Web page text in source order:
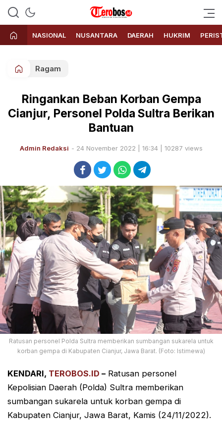
Terobos.id – Kabar terkini dari
Indonesia
Media siber yang menyajikan
berita terbaru dan kabar terkini
dari Indonesia untuk dunia
NASIONAL NUSANTARA DAERAH HUKRIM
Ragam
Ringankan Beban Korban Gempa
Cianjur, Personel Polda Sultra Berikan
Bantuan
Admin Redaksi - 24 November 2022 | 16:34 | 10287 views
Ratusan personel Polda Sultra memberikan sumbangan sukarela untuk
korban gempa di Kabupaten Cianjur, Jawa Barat. (Foto: Istimewa)
KENDARI, TEROBOS.ID – Ratusan personel
Kepolisian Daerah (Polda) Sultra memberikan
sumbangan sukarela untuk korban gempa di
Kabupaten Cianjur, Jawa Barat, Kamis (24/11/2022).